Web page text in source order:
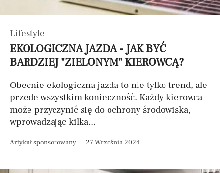
Lifestyle
EKOLOGICZNA JAZDA - JAK BYĆ
BARDZIEJ "ZIELONYM" KIEROWCĄ?
Obecnie ekologiczna jazda to nie tylko trend, ale
przede wszystkim konieczność. Każdy kierowca
może przyczynić się do ochrony środowiska,
wprowadzając kilka...
Artykuł sponsorowany 27 Września 2024